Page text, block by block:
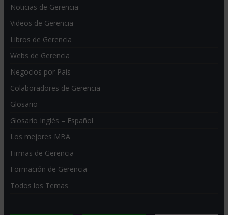
Noticias de Gerencia
Videos de Gerencia
Libros de Gerencia
Webs de Gerencia
Negocios por País
Colaboradores de Gerencia
Glosario
Glosario Inglés – Español
Los mejores MBA
Firmas de Gerencia
Formación de Gerencia
Todos los Temas